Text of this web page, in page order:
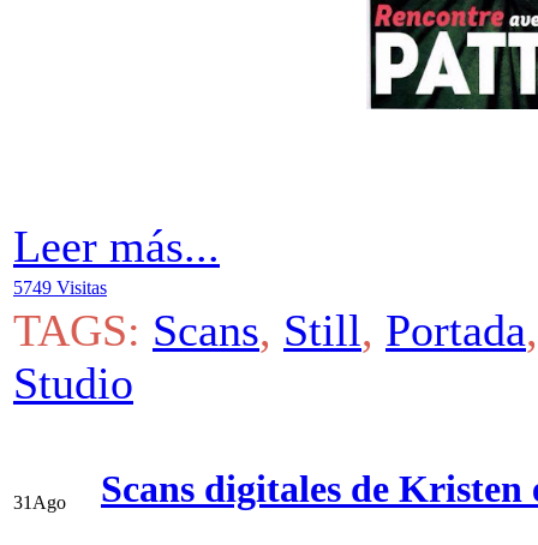
Leer más...
5749 Visitas
TAGS: Scans, Still, Portada
Studio
31 Ago Scans digitales de